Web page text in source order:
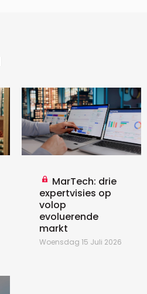
MarTech: drie
expertvisies op
volop
evoluerende
markt
Woensdag 15 Juli 2026